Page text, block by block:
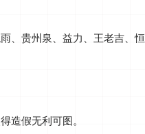
、贵州泉、益力、王老吉、恒
造假无利可图‌。